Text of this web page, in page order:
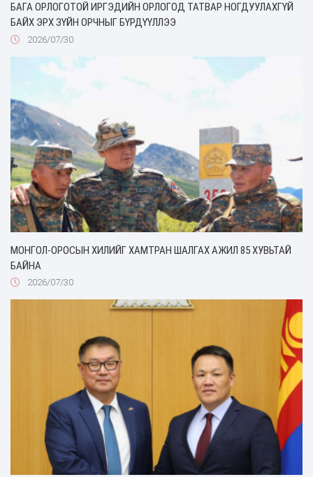
БАГА ОРЛОГОТОЙ ИРГЭДИЙН ОРЛОГОД ТАТВАР НОГДУУЛАХГҮЙ
БАЙХ ЭРХ ЗҮЙН ОРЧНЫГ БҮРДҮҮЛЛЭЭ
2026/07/30
МОНГОЛ-ОРОСЫН ХИЛИЙГ ХАМТРАН ШАЛГАХ АЖИЛ 85 ХУВЬТАЙ
БАЙНА
2026/07/30